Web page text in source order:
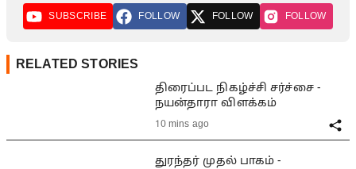
SUBSCRIBE FOLLOW FOLLOW FOLLOW
RELATED STORIES
திரைப்பட நிகழ்ச்சி சர்ச்சை -
நயன்தாரா விளக்கம்
10 mins ago
துரந்தர் முதல் பாகம் -